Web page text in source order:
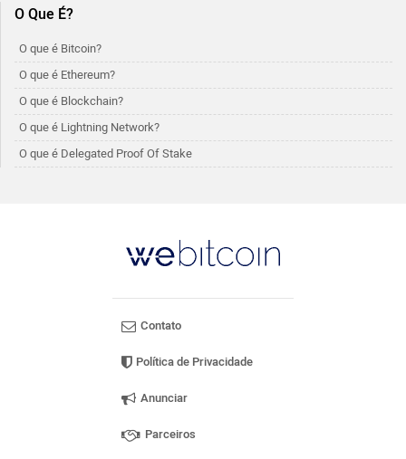
O Que É?
O que é Bitcoin?
O que é Ethereum?
O que é Blockchain?
O que é Lightning Network?
O que é Delegated Proof Of Stake
Contato
Política de Privacidade
Anunciar
Parceiros